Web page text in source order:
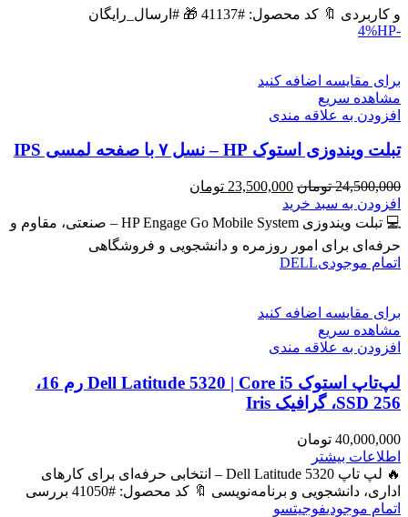
است.
و کاربردی 🔖 کد محصول: #41137 🎁 #ارسال_رایگان
-4%
HP
برای مقایسه اضافه کنید
مشاهده سریع
افزودن به علاقه مندی
تبلت ویندوزی استوک HP – نسل ۷ با صفحه لمسی IPS
24,500,000 تومان قیمت
اصلی
24,500,000 تومان
23,500,000 تومان
23,500,000 تومان
افزودن به سبد خرید
💻 تبلت ویندوزی HP Engage Go Mobile System – صنعتی، مقاوم و
حرفه‌ای برای امور روزمره و دانشجویی و فروشگاهی
اتمام موجودیDELL
برای مقایسه اضافه کنید
مشاهده سریع
افزودن به علاقه مندی
لپ‌تاپ استوک Dell Latitude 5320 | Core i5 رم 16،
SSD 256، گرافیک Iris
40,000,000 تومان
اطلاعات بیشتر
🔥 لپ تاپ Dell Latitude 5320 – انتخابی حرفه‌ای برای کارهای
اداری، دانشجویی و برنامه‌نویسی 🔖 کد محصول: #41050 بررسی
اتمام موجودیفوجیتسو